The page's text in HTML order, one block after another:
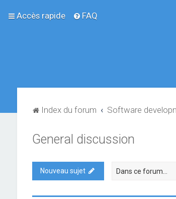
Accès rapide FAQ
Index du forum Software
General discussion
Nouveau sujet